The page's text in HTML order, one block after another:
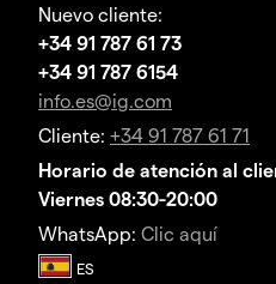
Nuevo cliente:
+34 91 787 61 73
+34 91 787 6154
info.es@ig.com
Cliente: +34 91 787 61 71
Horario de atención al
Viernes 08:30-20:00
WhatsApp: Clic aquí